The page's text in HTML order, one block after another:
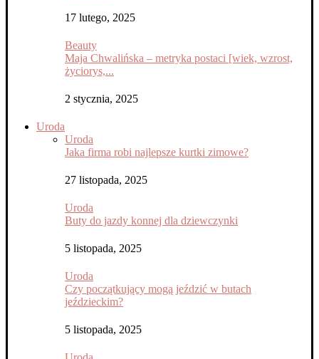
17 lutego, 2025
Beauty
Maja Chwalińska – metryka postaci [wiek, wzrost,
życiorys,...
2 stycznia, 2025
Uroda
Uroda
Jaka firma robi najlepsze kurtki zimowe?
27 listopada, 2025
Uroda
Buty do jazdy konnej dla dziewczynki
5 listopada, 2025
Uroda
Czy początkujący mogą jeździć w butach
jeździeckim?
5 listopada, 2025